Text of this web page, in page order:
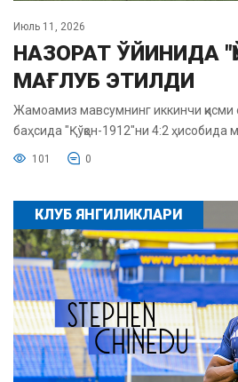
Июль 11, 2026
НАЗОРАТ ЎЙИНИДА
МАҒЛУБ ЭТИЛДИ
Жамоамиз мавсумнинг иккинчи қисми
баҳсида "Қўқон-1912"ни 4:2 ҳисобида
101 0
КЛУБ ЯНГИЛИКЛАРИ